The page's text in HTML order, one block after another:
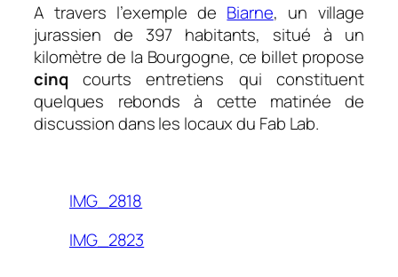
A travers l’exemple de Biarne, un village
jurassien de 397 habitants, situé à un
kilomètre de la Bourgogne, ce billet propose
cinqcourts entretiens qui constituent
quelques rebonds à cette matinée de
discussion dans les locaux du Fab Lab.
IMG_2818
IMG_2823